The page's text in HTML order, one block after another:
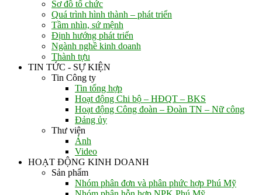
Sơ đồ tổ chức
Quá trình hình thành – phát triển
Tầm nhìn, sứ mệnh
Định hướng phát triển
Ngành nghề kinh doanh
Thành tựu
TIN TỨC - SỰ KIỆN
Tin Công ty
Tin tổng hợp
Hoạt động Chi bộ – HĐQT – BKS
Hoạt động Công đoàn – Đoàn TN – Nữ công
Đảng ủy
Thư viện
Ảnh
Video
HOẠT ĐỘNG KINH DOANH
Sản phẩm
Nhóm phân đơn và phân phức hợp Phú Mỹ